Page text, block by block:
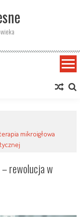
mikroigłowa
rewolucja w